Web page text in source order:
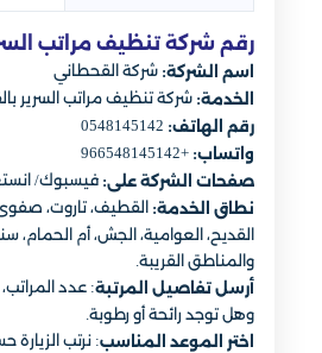
رقم شركة تنظيف مراتب
اسم الشركة: شركة القحطاني
الخدمة: شركة تنظيف مراتب السرير
رقم الهاتف:
واتساب: +966548145142
صفحات الشركة على: فيسبوك/
نطاق الخدمة: القطيف، تاروت،
القديح، العوامية، الجش، أم الحمام،
والمناطق القريبة.
أرسل تفاصيل المرتبة: عدد
وهل توجد رائحة أو رطوبة.
اختر الموعد المناسب: نرتب